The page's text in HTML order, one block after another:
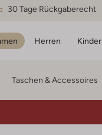
30 Tage Rückgaberecht
Herren Kinder
Taschen & Accessoires